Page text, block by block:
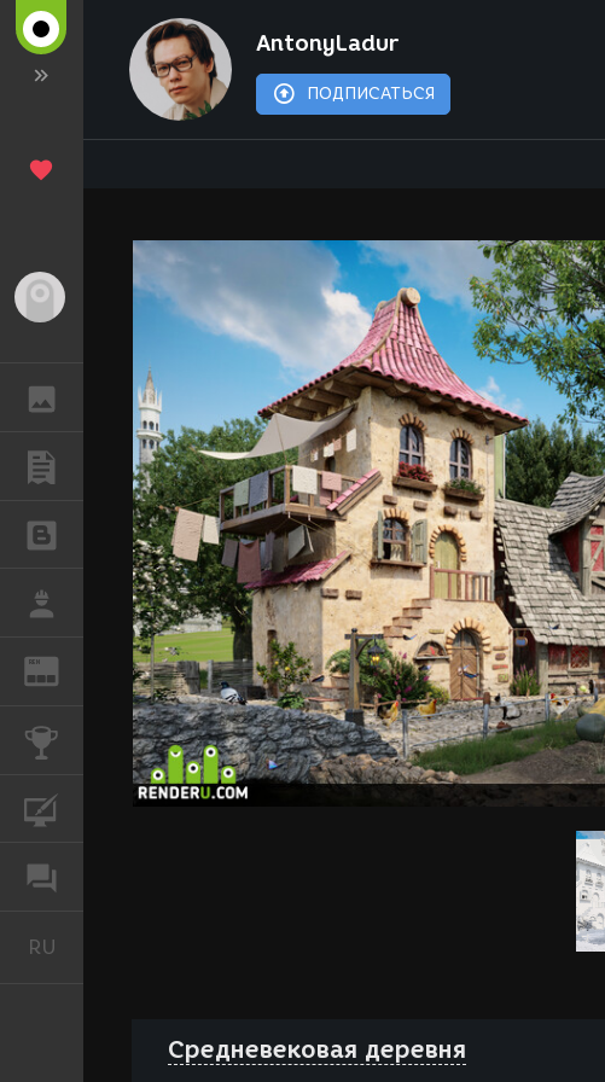
ГАЛЕРЕЯ
ПУБЛИКАЦИИ
БЛОГИ
РАБОТА
REN ЖУРНАЛ
КОНКУРСЫ
RU
AntonyLadur
ПОДПИСАТЬСЯ
Средневековая деревня